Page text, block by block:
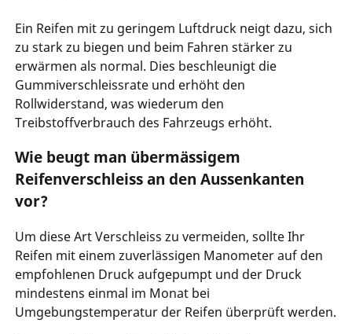
Ein Reifen mit zu geringem Luftdruck neigt dazu, sich
zu stark zu biegen und beim Fahren stärker zu
erwärmen als normal. Dies beschleunigt die
Gummiverschleissrate und erhöht den
Rollwiderstand, was wiederum den
Treibstoffverbrauch des Fahrzeugs erhöht.
Wie beugt man übermässigem
Reifenverschleiss an den Aussenkanten
vor?
Um diese Art Verschleiss zu vermeiden, sollte Ihr
Reifen mit einem zuverlässigen Manometer auf den
empfohlenen Druck aufgepumpt und der Druck
mindestens einmal im Monat bei
Umgebungstemperatur der Reifen überprüft werden.